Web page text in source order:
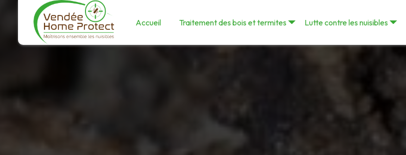
Accueil Traitement des bois et termites Lutte contre les nuisibles
Panneau de gestion des cookies